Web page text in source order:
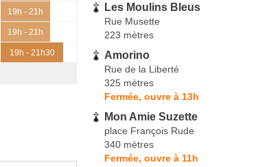
19h - 21h
19h - 21h
19h - 21h30
Les Moulins Bleus
Rue Musette
223 mètres
Amorino
Rue de la Liberté
325 mètres
Fermée, ouvre à 13h
Mon Amie Suzette
place François Rude
340 mètres
Fermée, ouvre à 11h